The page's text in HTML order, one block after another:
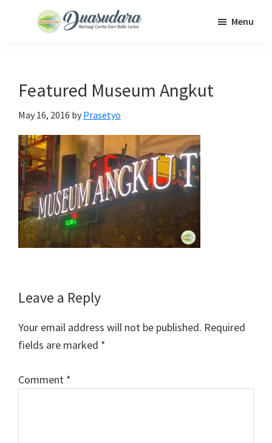
Balik
Lensa
Menu
Featured Museum Angkut
May 16, 2016 by Prasetyo
Reader
Interactions
Leave a Reply
Your email address will not be published. Required
fields are marked *
Comment *